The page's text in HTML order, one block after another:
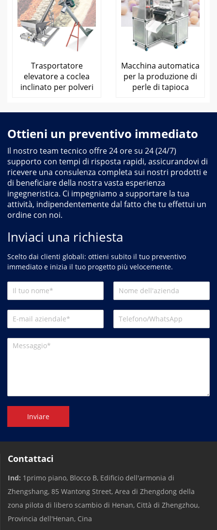
Trasportatore
elevatore a coclea
inclinato per polveri
Macchina automatica
per la produzione di
perle di tapioca
Ottieni un preventivo immediato
Il nostro team tecnico offre 24 ore su 24 (24/7)
supporto con tempi di risposta rapidi, assicurandovi di
ricevere una consulenza completa sui nostri prodotti e
di beneficiare della nostra vasta esperienza
ingegneristica. Ci impegniamo a supportare la tua
attività, indipendentemente dal fatto che tu effettui un
ordine con noi.
Inviaci una richiesta
Scelto dai clienti globali: ottieni subito il tuo preventivo
immediato e inizia il tuo progetto più velocemente.
Inviare
Contattaci
Ind: 1primo piano, Blocco B, Edificio dell'armonia di
Zhengshang, 85 Wantong Street, Area di Zhengdong della
zona pilota di libero scambio di Henan, Città di Zhengzhou,
Provincia dell'Henan, Cina